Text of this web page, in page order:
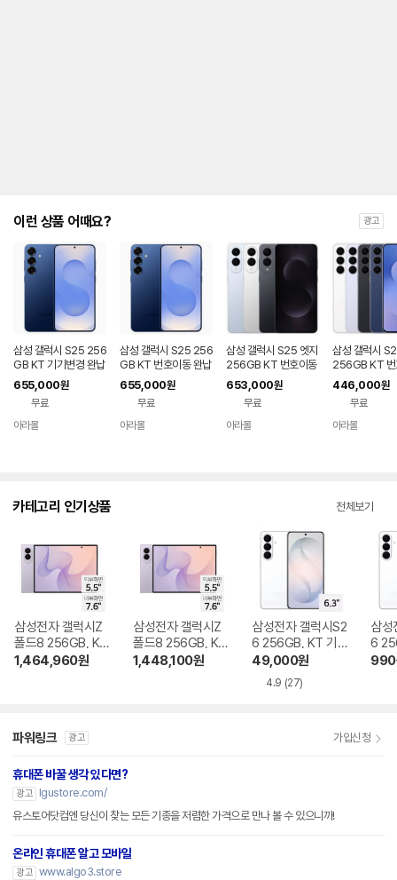
는
대
내
를
나
는
이런 상품 어때요? 광고
삼성 갤럭시 S25 256
GB KT 기기변경 완납
655,000원
무료
아라몰
삼성 갤럭시 S25 256
GB KT 번호이동 완납
80요금제
655,000원
무료
아라몰
삼성 갤럭시 S25 엣지
256GB KT 번호이동
완납 80요금제
653,000원
무료
아라몰
삼성 갤럭시
256GB KT 번
공시지원 완납
446,000원
무료
아라몰
카테고리 인기상품 전체보기
삼성전자 갤럭시Z
폴드8 256GB, KT
기기변경 완납
1,464,960원
삼성전자 갤럭시Z
폴드8 256GB, KT
번호이동 완납
1,448,100원
삼성전자 갤럭시S2
6 256GB, KT 기기
변경 완납
49,000원
4.9 (27)
삼성
6
이동
990
파워링크 광고 가입신청
휴대폰 바꿀 생각 있다면?
광고
lgustore.com/
유스토어닷컴엔 당신이 찾는 모든 기종을 저렴한 가격으로 만나 볼 수 있으니까!
온라인 휴대폰 알고 모바일
광고 www.algo3.store